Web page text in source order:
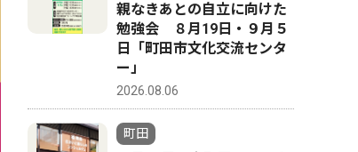
親なきあとの自立に向けた
勉強会 ８月19日・９月５
日「町田市文化交流センタ
ー」
2026.08.06
町田